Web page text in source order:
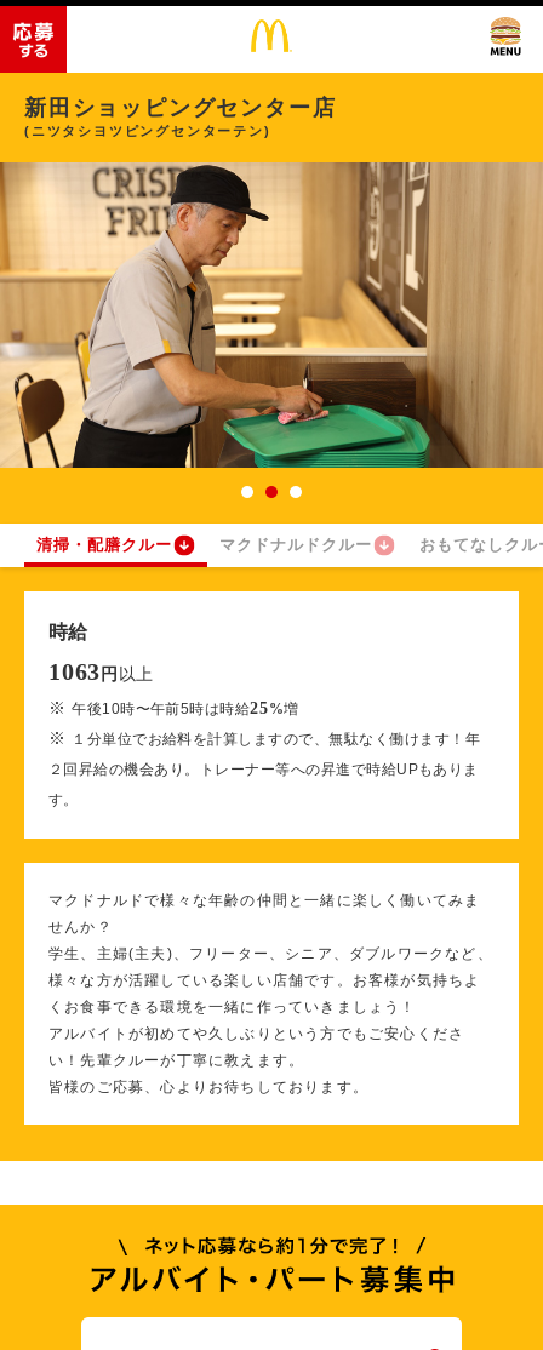
新田ショッピングセンター店
(ニツタシヨツピングセンターテン)
清掃・配膳クルー マクドナルドクルー おもてなしクル
時給
1063 円 以上
※午後10時〜午前5時は時給25%増
※
１分単位でお給料を計算しますので、無駄なく働けます！年
２回昇給の機会あり。トレーナー等への昇進で時給UPもありま
す。
マクドナルドで様々な年齢の仲間と一緒に楽しく働いてみま
せんか？
学生、主婦(主夫)、フリーター、シニア、ダブルワークなど、
様々な方が活躍している楽しい店舗です。お客様が気持ちよ
くお食事できる環境を一緒に作っていきましょう！
アルバイトが初めてや久しぶりという方でもご安心くださ
い！先輩クルーが丁寧に教えます。
皆様のご応募、心よりお待ちしております。